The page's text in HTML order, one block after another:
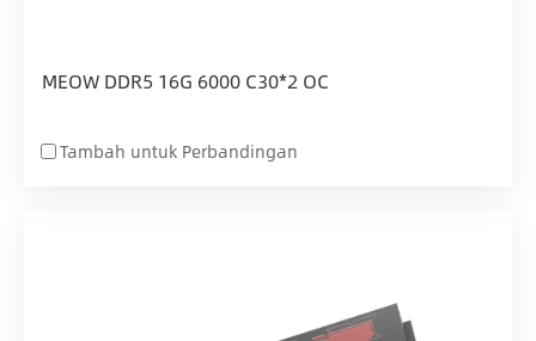
MEOW DDR5 16G 6000 C30*2 OC
Tambah untuk Perbandingan